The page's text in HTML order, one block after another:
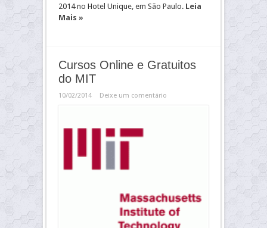
2014 no Hotel Unique, em São Paulo. Leia
Mais »
Cursos Online e Gratuitos
do MIT
10/02/2014 Deixe um comentário